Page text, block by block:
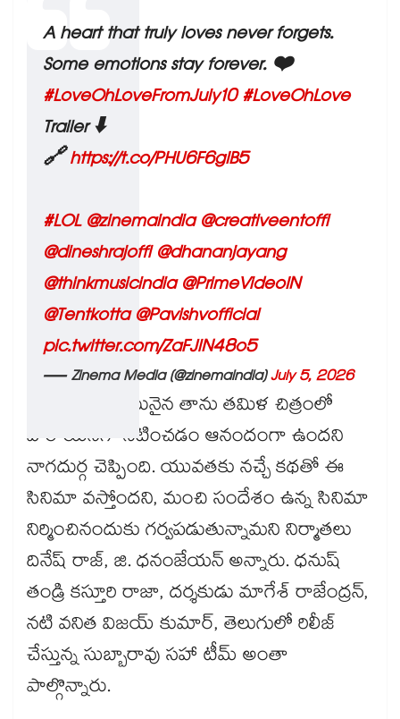
A heart that truly loves never forgets.
Some emotions stay forever. ❤️
#LoveOhLoveFromJuly10#LoveOhLove
Trailer ⬇️
🔗https://t.co/PHU6F6gIB5
#LOL @zinemaindia @creativeentoffl
@dineshrajoffl @dhananjayang
@thinkmusicindia @PrimeVideoIN
@Tentkotta @Pavishvofficial
pic.twitter.com/ZaFJlN48o5
— Zinema Media (@zinemaindia)July 5, 2026
తెలుగు అమ్మాయినైన తాను తమిళ చిత్రంలో
హీరోయిన్‌‌గా నటించడం ఆనందంగా ఉందని
నాగదుర్గ చెప్పింది. యువతకు నచ్చే కథతో ఈ
సినిమా వస్తోందని, మంచి సందేశం ఉన్న సినిమా
నిర్మించినందుకు గర్వపడుతున్నామని నిర్మాతలు
దినేష్ రాజ్, జి. ధనంజేయన్ అన్నారు. ధనుష్‌‌
తండ్రి కస్తూరి రాజా, దర్శకుడు మాగేశ్ రాజేంద్రన్,
నటి వనిత విజయ్ కుమార్, తెలుగులో రిలీజ్
చేస్తున్న సుబ్బారావు సహా టీమ్ అంతా
పాల్గొన్నారు.